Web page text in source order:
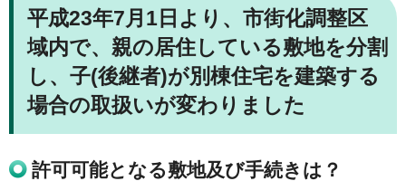
平成23年7月1日より、市街化調整区
域内で、親の居住している敷地を分割
し、子(後継者)が別棟住宅を建築する
場合の取扱いが変わりました
許可可能となる敷地及び手続きは？